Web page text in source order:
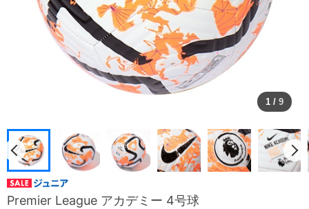
1 / 9
Premier League アカデミー 4号球